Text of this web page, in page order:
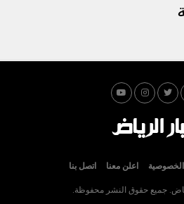
اعلن معنا اتصل بنا